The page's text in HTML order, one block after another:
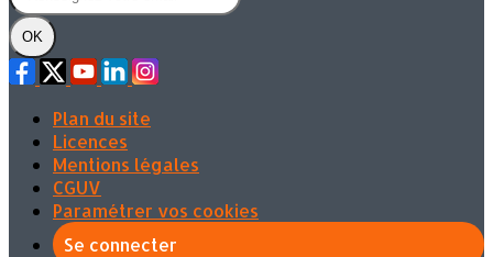
OK
Plan du site
Licences
Mentions légales
CGUV
Paramétrer vos cookies
Se connecter